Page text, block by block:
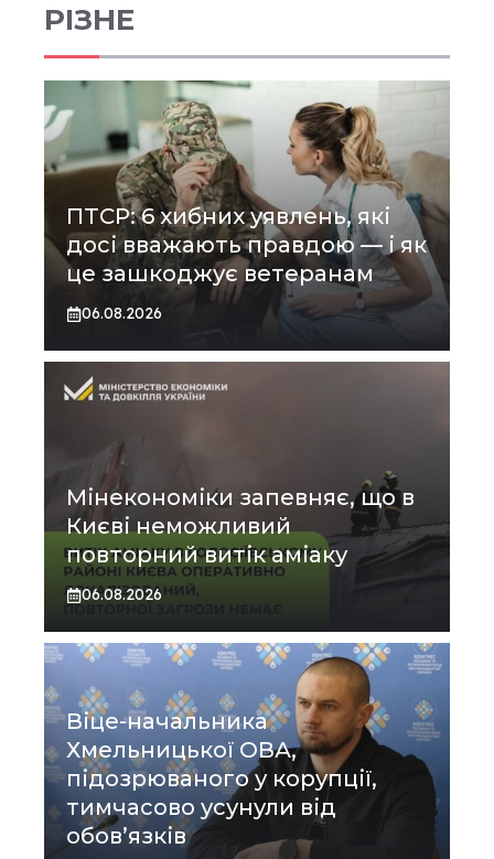
РІЗНЕ
ПТСР: 6 хибних уявлень, які
досі вважають правдою — і як
це зашкоджує ветеранам
06.08.2026
Мінекономіки запевняє, що в
Києві неможливий
повторний витік аміаку
06.08.2026
Віце-начальника
Хмельницької ОВА,
підозрюваного у корупції,
тимчасово усунули від
обов’язків